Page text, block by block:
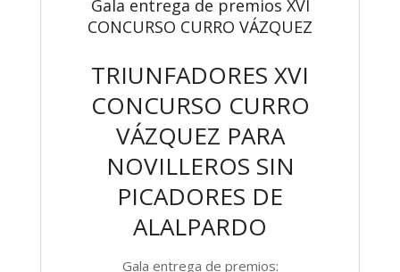
Gala entrega de premios XVI
CONCURSO CURRO VÁZQUEZ
TRIUNFADORES XVI
CONCURSO CURRO
VÁZQUEZ PARA
NOVILLEROS SIN
PICADORES DE
ALALPARDO
Gala entrega de premios: